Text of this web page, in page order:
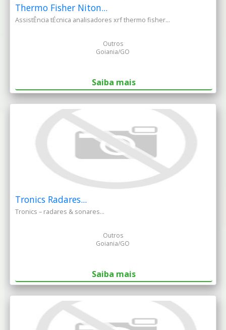
Thermo Fisher Niton...
AssistÊncia tÉcnica analisadores xrf thermo fisher...
Outros
Goiania/GO
Saiba mais
Tronics Radares...
Tronics – radares & sonares...
Outros
Goiania/GO
Saiba mais